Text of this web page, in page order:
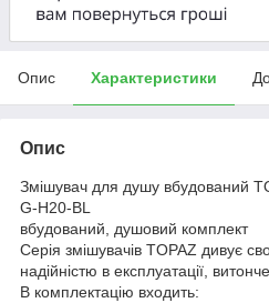
Опис Характеристики
Опис
Змішувач для душу вбудований
G-H20-BL
вбудований, душовий комплект
Серія змішувачів TOPAZ дивує
надійністю в експлуатації,
В комплектацію входить: